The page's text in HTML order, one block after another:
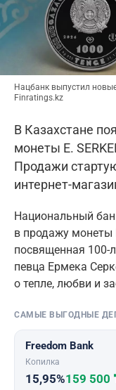
Нацбанк выпустил
Finratings.kz
В Казахстане
монеты E.
Продажи
интернет-
Национальный
в продажу монеты
посвященная
певца Ермека
о тепле, любви и
САМЫЕ ВЫГОДНЫЕ
Freedom Bank
Копилка
15,95%159 500